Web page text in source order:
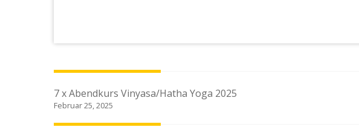
Beitragsnavigation
7 x Abendkurs Vinyasa/Hatha Yoga 2025
Februar 25, 2025